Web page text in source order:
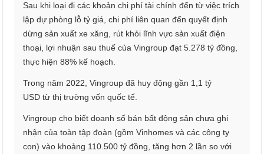
Sau khi loại đi các khoản chi phí tài chính đến từ việc trích
lập dự phòng lỗ tỷ giá, chi phí liên quan đến quyết định
dừng sản xuất xe xăng, rút khỏi lĩnh vực sản xuất điện
thoại, lợi nhuận sau thuế của Vingroup đạt 5.278 tỷ đồng,
thực hiện 88% kế hoạch.
Trong năm 2022, Vingroup đã huy động gần 1,1 tỷ
USD từ thị trường vốn quốc tế.
Vingroup cho biết doanh số bán bất động sản chưa ghi
nhận của toàn tập đoàn (gồm Vinhomes và các công ty
con) vào khoảng 110.500 tỷ đồng, tăng hơn 2 lần so với